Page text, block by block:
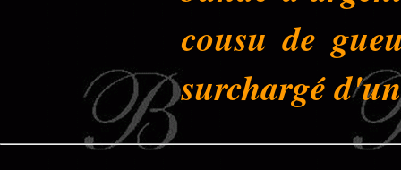
cousu de
surchargé